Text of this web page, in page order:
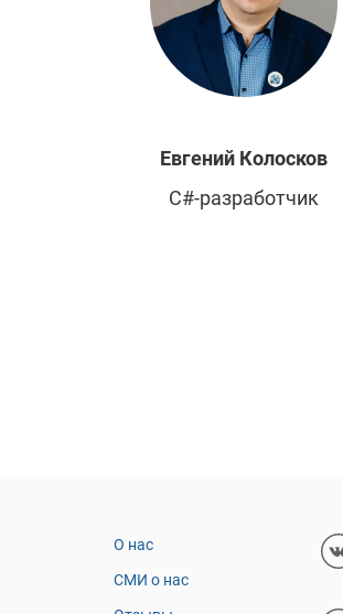
Евгений Колосков
C#-разработчик
О нас
СМИ о нас